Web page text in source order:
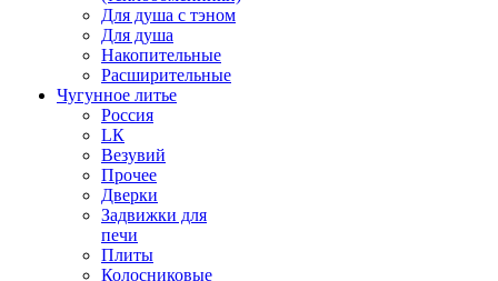
Для душа с тэном
Для душа
Накопительные
Расширительные
Чугунное литье
Россия
LК
Везувий
Прочее
Дверки
Задвижки для
печи
Плиты
Колосниковые